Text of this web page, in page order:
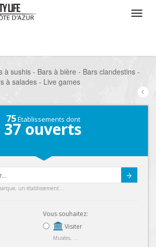
à sushis - Bars à bière - Bars clandestins -
à salades - Live games
75Établissements dont
37 ouverts
un établissement...
Vous souhaitez:
Visiter
Musées, ...